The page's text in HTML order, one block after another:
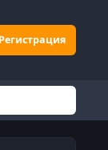
Регистрация